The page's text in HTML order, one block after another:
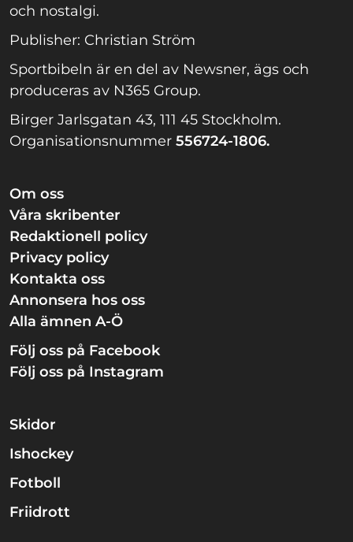
och nostalgi.
Publisher: Christian Ström
Sportbibeln är en del av Newsner, ägs och
produceras av N365 Group.
Birger Jarlsgatan 43, 111 45 Stockholm.
Organisationsnummer 556724-1806.
Om oss
Våra skribenter
Redaktionell policy
Privacy policy
Kontakta oss
Annonsera hos oss
Alla ämnen A-Ö
Följ oss på Facebook
Följ oss på Instagram
Skidor
Ishockey
Fotboll
Friidrott